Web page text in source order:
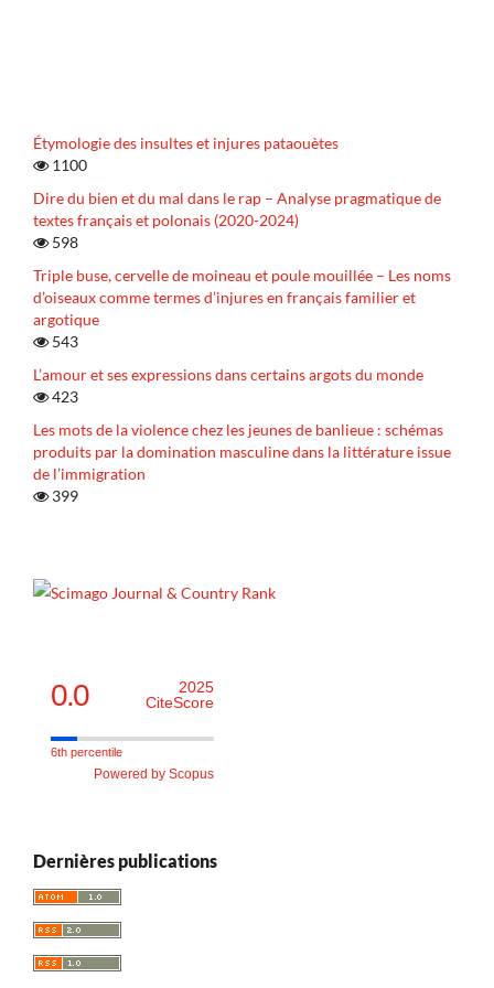
Étymologie des insultes et injures pataouètes
1100
Dire du bien et du mal dans le rap – Analyse pragmatique de
textes français et polonais (2020-2024)
598
Triple buse, cervelle de moineau et poule mouillée – Les noms
d’oiseaux comme termes d’injures en français familier et
argotique
543
L’amour et ses expressions dans certains argots du monde
423
Les mots de la violence chez les jeunes de banlieue : schémas
produits par la domination masculine dans la littérature issue
de l’immigration
399
0.0
2025
CiteScore
6th percentile
Powered by Scopus
Dernières publications